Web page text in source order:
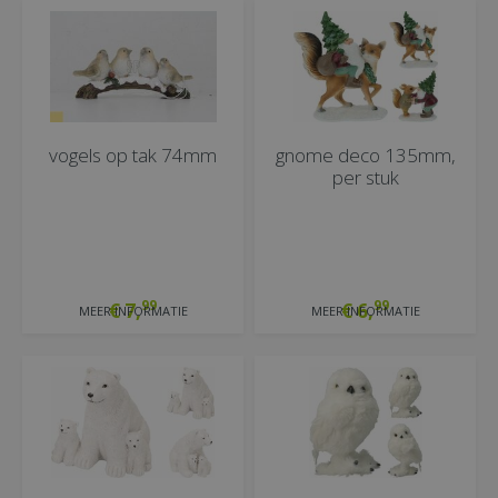
vogels op tak 74mm
€7,99
MEER INFORMATIE
gnome deco 135mm,
per stuk
€6,99
MEER INFORMATIE